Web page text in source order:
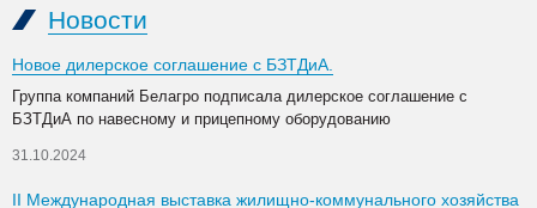
Новости
Новое дилерское соглашение с БЗТДиА.
Группа компаний Белагро подписала дилерское соглашение с
БЗТДиА по навесному и прицепному оборудованию
31.10.2024
II Международная выставка жилищно-коммунального хозяйства